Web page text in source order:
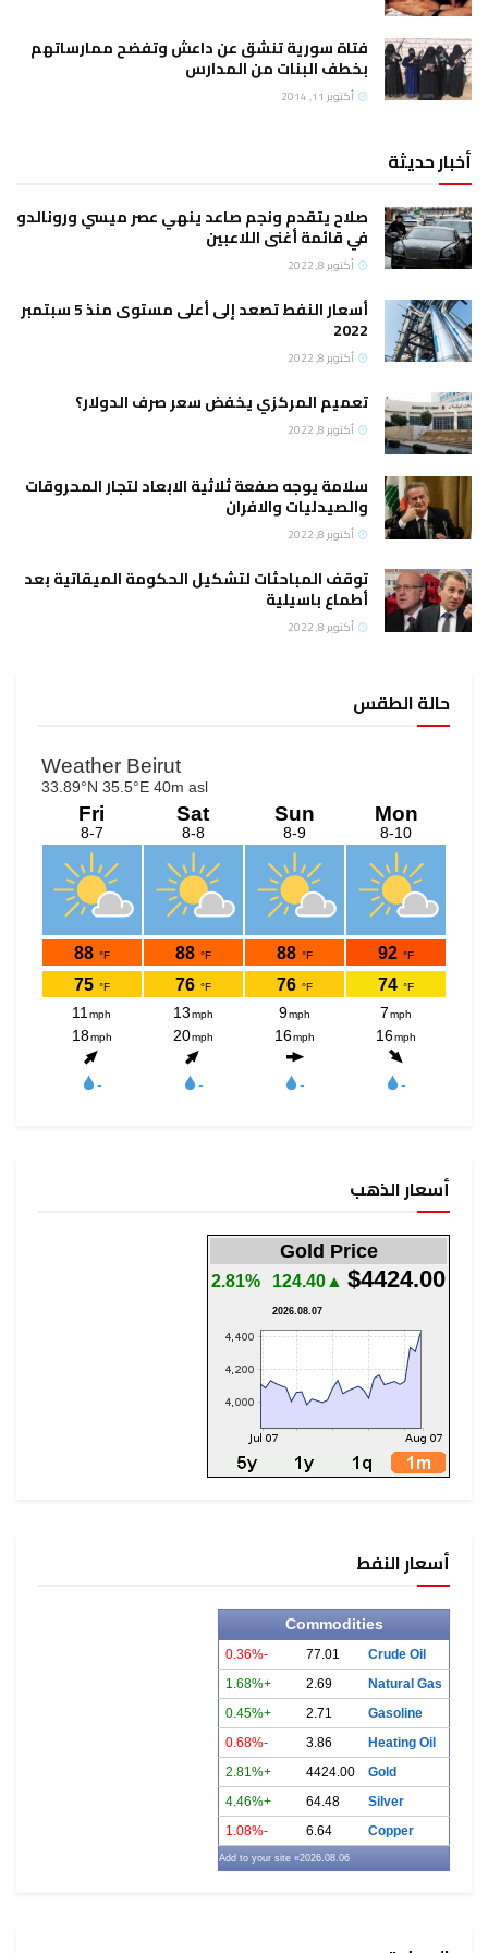
فتاة سورية تنشق عن داعش وتفضح ممارساتهم
بخطف البنات من المدارس
أكتوبر 11, 2014
أخبار حديثة
صلاح يتقدم ونجم صاعد ينهي عصر ميسي ورونالدو
في قائمة أغنى اللاعبين
أكتوبر 8, 2022
أسعار النفط تصعد إلى أعلى مستوى منذ 5 سبتمبر
2022
أكتوبر 8, 2022
تعميم المركزي يخفض سعر صرف الدولار؟
أكتوبر 8, 2022
سلامة يوجه صفعة ثلاثية الابعاد لتجار المحروقات
والصيدليات والافران
أكتوبر 8, 2022
توقف المباحثات لتشكيل الحكومة الميقاتية بعد
أطماع باسيلية
أكتوبر 8, 2022
حالة الطقس
أسعار الذهب
Gold Price
$4424.00
▲124.40
2.81%
2026.08.07
أسعار النفط
Commodities
Crude Oil
77.01
-0.36%
Natural Gas
2.69
+1.68%
Gasoline
2.71
+0.45%
Heating Oil
3.86
-0.68%
Gold
4424.00
+2.81%
Silver
64.48
+4.46%
Copper
6.64
-1.08%
2026.08.06
» Add to your site